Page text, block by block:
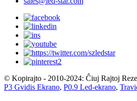
© Kopirajto - 2010-2024: Ĉiuj Rajtoj
P3 Gvidis Ekrano, P0.9 Led-ekrano,